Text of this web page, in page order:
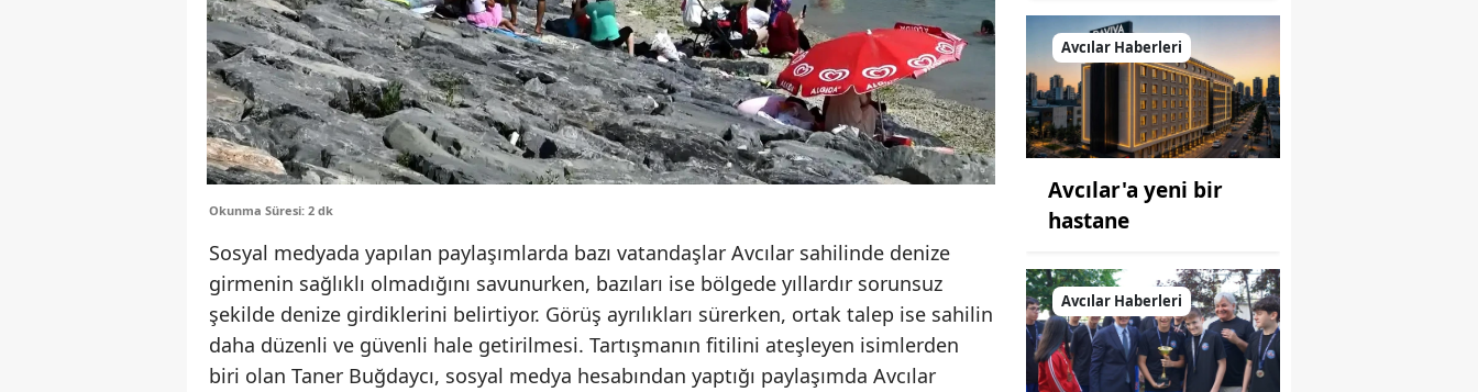
Okunma Süresi: 2 dk
Sosyal medyada yapılan paylaşımlarda bazı vatandaşlar Avcılar sahilinde denize
girmenin sağlıklı olmadığını savunurken, bazıları ise bölgede yıllardır sorunsuz
şekilde denize girdiklerini belirtiyor. Görüş ayrılıkları sürerken, ortak talep ise sahilin
daha düzenli ve güvenli hale getirilmesi. Tartışmanın fitilini ateşleyen isimlerden
biri olan Taner Buğdaycı, sosyal medya hesabından yaptığı paylaşımda Avcılar
Avcılar Haberleri
Avcılar'a yeni bir
hastane
Avcılar Haberleri